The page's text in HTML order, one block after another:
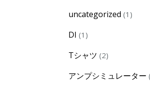
uncategorized 1 1
DI 1 1
Tシャツ 22
アンプシミュレーター